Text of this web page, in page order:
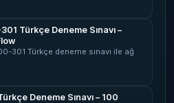
Türkçe Deneme Sınavı –
301 Türkçe deneme sınavı ile ağ
Deneme Sınavı – 100